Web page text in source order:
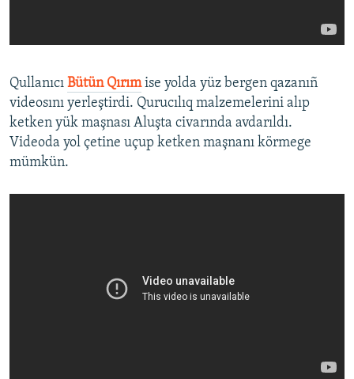
Qullanıcı Bütün Qırımise yolda yüz bergen qazanıñ
videosını yerleştirdi. Qurucılıq malzemelerini alıp
ketken yük maşnası Aluşta civarında avdarıldı.
Videoda yol çetine uçup ketken maşnanı körmege
mümkün.